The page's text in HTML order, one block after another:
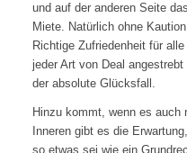
und auf der anderen Seite
Miete. Natürlich ohne
Richtige Zufriedenheit für
jeder Art von Deal
der absolute Glücksfall.
Hinzu kommt, wenn es auch
Inneren gibt es die
so etwas sei wie ein